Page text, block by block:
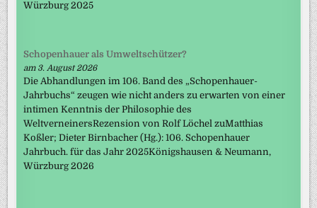
Würzburg 2025
Schopenhauer als Umweltschützer?
am 3. August 2026
Die Abhandlungen im 106. Band des „Schopenhauer-
Jahrbuchs“ zeugen wie nicht anders zu erwarten von einer
intimen Kenntnis der Philosophie des
WeltverneinersRezension von Rolf Löchel zuMatthias
Koßler; Dieter Birnbacher (Hg.): 106. Schopenhauer
Jahrbuch. für das Jahr 2025Königshausen & Neumann,
Würzburg 2026